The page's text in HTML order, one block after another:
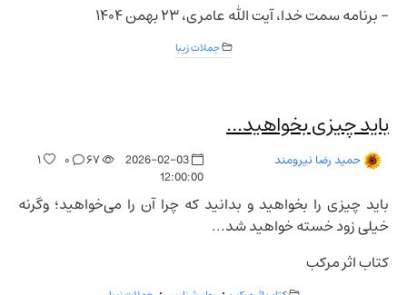
- برنامه سمت خدا، آیت الله عامری، ۲۳ بهمن ۱۴۰۴
جملات زیبا
باید چیزی بخواهید...
حمید رضا نیرومند
2026-02-03
12:00:00
۶۷ ۰ ۱
باید چیزی را بخواهید و بدانید که چرا آن را می‌خواهید؛ وگرنه
خیلی زود خسته خواهید شد...
کتاب اثر مرکب